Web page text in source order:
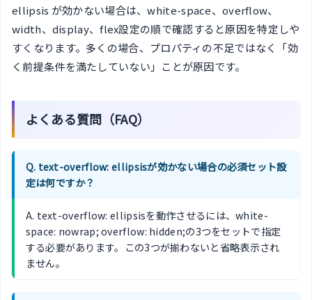
ellipsis が効かない場合は、white-space、overflow、
width、display、flex設定の順で確認すると原因を特定しや
すくなります。多くの場合、プロパティの不足ではなく「効
く前提条件を満たしていない」ことが原因です。
よくある質問（FAQ）
Q. text-overflow: ellipsisが効かない場合の必須セット設
定は何ですか？
A. text-overflow: ellipsisを動作させるには、white-
space: nowrap; overflow: hidden;の3つをセットで指定
する必要があります。この3つが揃わないと省略表示され
ません。